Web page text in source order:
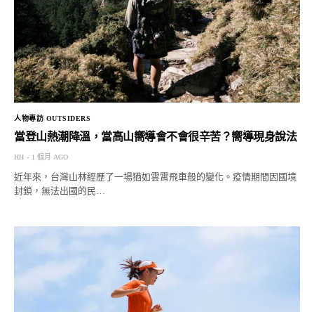
人物專訪 OUTSIDERS
當登山熱潮降溫，當高山嚮導會不會很辛苦？嚮導現身說法
HH 1 個月 AGO
近年來，台灣山林經歷了一場猶如雲霄飛車般的變化。疫情期間因國境
封鎖，無法出國的民…